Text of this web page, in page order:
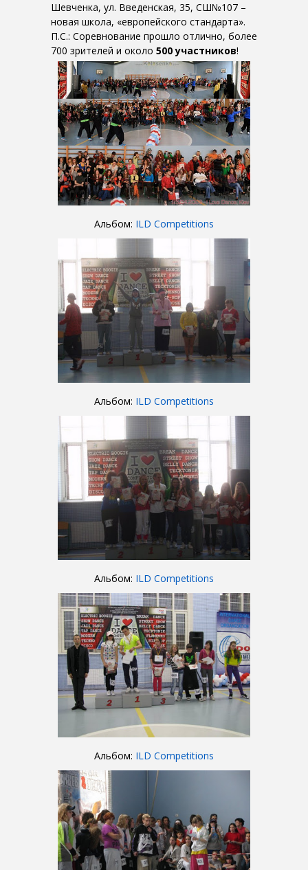
Шевченка, ул. Введенская, 35, СШ№107 –
новая школа, «европейского стандарта».
П.С.: Соревнование прошло отлично, более
700 зрителей и около 500 участников!
Альбом: ILD Competitions
Альбом: ILD Competitions
Альбом: ILD Competitions
Альбом: ILD Competitions